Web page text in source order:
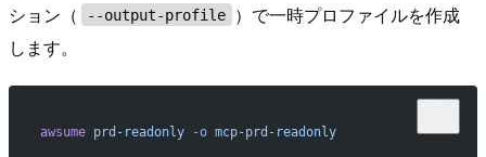
ション（
--output-profile
）で一時プロファイルを作成
します。
awsume prd-readonly -o mcp-prd-readonly